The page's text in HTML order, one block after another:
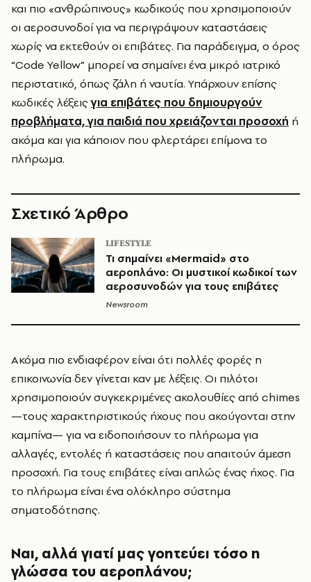
και πιο «ανθρώπινους» κωδικούς που χρησιμοποιούν
οι αεροσυνοδοί για να περιγράψουν καταστάσεις
χωρίς να εκτεθούν οι επιβάτες. Για παράδειγμα, ο όρος
“Code Yellow” μπορεί να σημαίνει ένα μικρό ιατρικό
περιστατικό, όπως ζάλη ή ναυτία. Υπάρχουν επίσης
κωδικές λέξειςγια επιβάτες που δημιουργούν
προβλήματα, για παιδιά που χρειάζονται προσοχή ή
ακόμα και για κάποιον που φλερτάρει επίμονα το
πλήρωμα.
Σχετικό Άρθρο
LIFESTYLE
Τι σημαίνει «Mermaid» στο
αεροπλάνο: Οι μυστικοί κωδικοί των
αεροσυνοδών για τους επιβάτες
Newsroom
Ακόμα πιο ενδιαφέρον είναι ότι πολλές φορές η
επικοινωνία δεν γίνεται καν με λέξεις. Οι πιλότοι
χρησιμοποιούν συγκεκριμένες ακολουθίες από chimes
—τους χαρακτηριστικούς ήχους που ακούγονται στην
καμπίνα— για να ειδοποιήσουν το πλήρωμα για
αλλαγές, εντολές ή καταστάσεις που απαιτούν άμεση
προσοχή. Για τους επιβάτες είναι απλώς ένας ήχος. Για
το πλήρωμα είναι ένα ολόκληρο σύστημα
σηματοδότησης.
Ναι, αλλά γιατί μας γοητεύει τόσο η
γλώσσα του αεροπλάνου;